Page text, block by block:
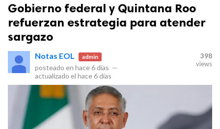
Gobierno federal y Quintana Roo
refuerzan estrategia para atender
sargazo
Notas EOL admin
posteado en hace 6 días —
actualizado el hace 6 días
398
views